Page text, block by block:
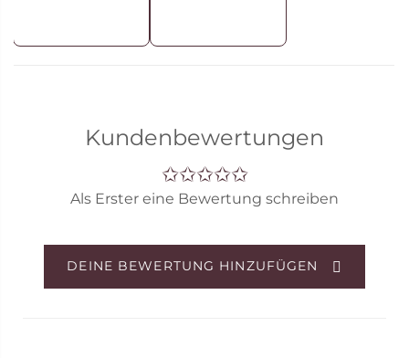
Kundenbewertungen
Als Erster eine Bewertung schreiben
DEINE BEWERTUNG HINZUFÜGEN